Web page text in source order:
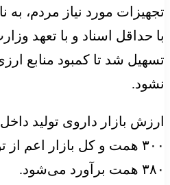
تجهیزات مورد نیاز مردم، به
با حداقل اسناد و با تعهد
تسهیل شد تا کمبود منابع
نشود.
ارزش بازار داروی تولید
۳۰۰ همت و کل بازار اعم
۳۸۰ همت برآورد می‌شود.